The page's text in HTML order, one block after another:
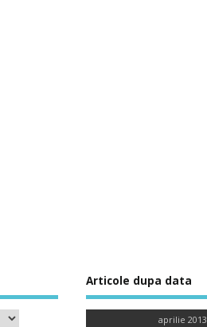
Articole dupa data
aprilie 2013